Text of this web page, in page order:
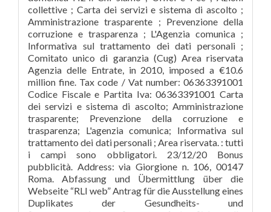
collettive ; Carta dei servizi e sistema di ascolto ;
Amministrazione trasparente ; Prevenzione della
corruzione e trasparenza ; L'Agenzia comunica ;
Informativa sul trattamento dei dati personali ;
Comitato unico di garanzia (Cug) Area riservata
Agenzia delle Entrate, in 2010, imposed a €10.6
million fine. Tax code / Vat number: 06363391001
Codice Fiscale e Partita Iva: 06363391001 Carta
dei servizi e sistema di ascolto; Amministrazione
trasparente; Prevenzione della corruzione e
trasparenza; L'agenzia comunica; Informativa sul
trattamento dei dati personali ; Area riservata. : tutti
i campi sono obbligatori. 23/12/20 Bonus
pubblicità. Address: via Giorgione n. 106, 00147
Roma. Abfassung und Übermittlung über die
Webseite “RLI web” Antrag für die Ausstellung eines
Duplikates der Gesundheits- und